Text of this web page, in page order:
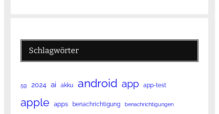
Schlagwörter
5g 2024 ai akku android app app-test
apple apps benachrichtigung benachrichtigungen